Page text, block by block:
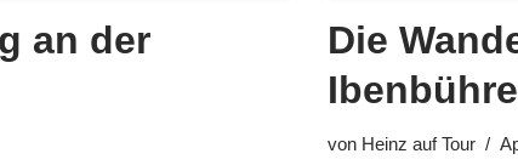
an der
Die
von Heinz auf Tour